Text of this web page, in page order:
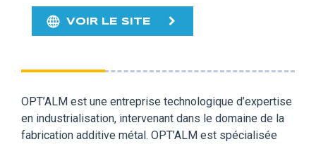
VOIR LE SITE
OPT’ALM est une entreprise technologique d’expertise
en industrialisation, intervenant dans le domaine de la
fabrication additive métal. OPT’ALM est spécialisée